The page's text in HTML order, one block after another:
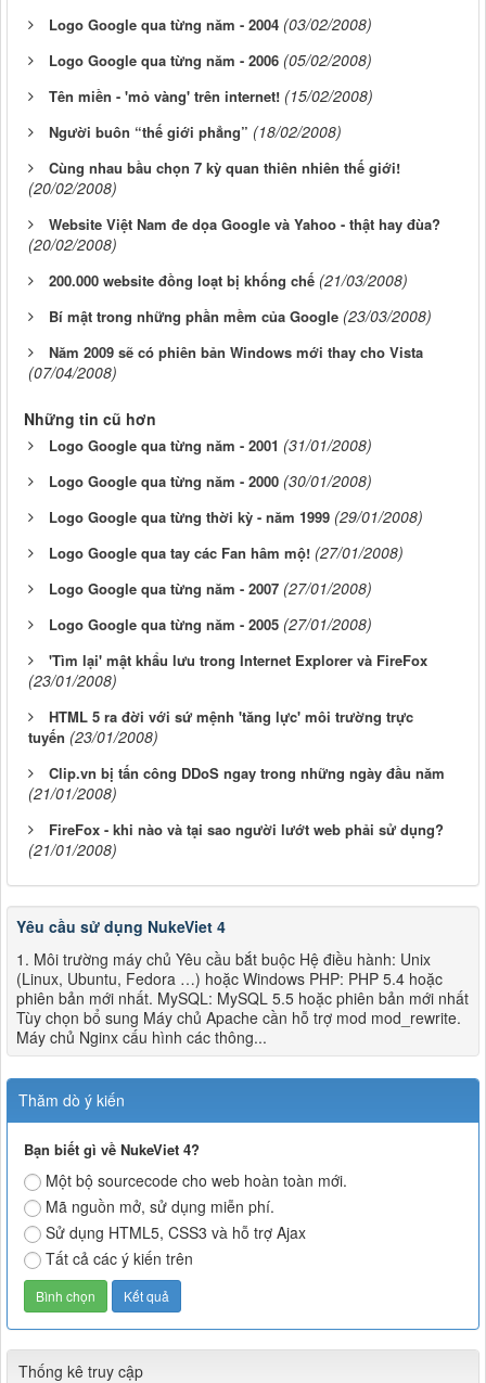
Logo Google qua từng năm - 2004 (03/02/2008)
Logo Google qua từng năm - 2006 (05/02/2008)
Tên miền - 'mỏ vàng' trên internet! (15/02/2008)
Người buôn “thế giới phẳng” (18/02/2008)
Cùng nhau bầu chọn 7 kỳ quan thiên nhiên thế giới!
(20/02/2008)
Website Việt Nam đe dọa Google và Yahoo - thật hay đùa?
(20/02/2008)
200.000 website đồng loạt bị khống chế (21/03/2008)
Bí mật trong những phần mềm của Google (23/03/2008)
Năm 2009 sẽ có phiên bản Windows mới thay cho Vista
(07/04/2008)
Những tin cũ hơn
Logo Google qua từng năm - 2001 (31/01/2008)
Logo Google qua từng năm - 2000 (30/01/2008)
Logo Google qua từng thời kỳ - năm 1999 (29/01/2008)
Logo Google qua tay các Fan hâm mộ! (27/01/2008)
Logo Google qua từng năm - 2007 (27/01/2008)
Logo Google qua từng năm - 2005 (27/01/2008)
'Tìm lại' mật khẩu lưu trong Internet Explorer và FireFox
(23/01/2008)
HTML 5 ra đời với sứ mệnh 'tăng lực' môi trường trực
tuyến (23/01/2008)
Clip.vn bị tấn công DDoS ngay trong những ngày đầu năm
(21/01/2008)
FireFox - khi nào và tại sao người lướt web phải sử dụng?
(21/01/2008)
Yêu cầu sử dụng NukeViet 4
1. Môi trường máy chủ Yêu cầu bắt buộc Hệ điều hành: Unix
(Linux, Ubuntu, Fedora …) hoặc Windows PHP: PHP 5.4 hoặc
phiên bản mới nhất. MySQL: MySQL 5.5 hoặc phiên bản mới nhất
Tùy chọn bổ sung Máy chủ Apache cần hỗ trợ mod mod_rewrite.
Máy chủ Nginx cấu hình các thông...
Thăm dò ý kiến
Bạn biết gì về NukeViet 4?
Một bộ sourcecode cho web hoàn toàn mới.
Mã nguồn mở, sử dụng miễn phí.
Sử dụng HTML5, CSS3 và hỗ trợ Ajax
Tất cả các ý kiến trên
Thống kê truy cập